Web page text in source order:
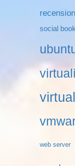
social
web server